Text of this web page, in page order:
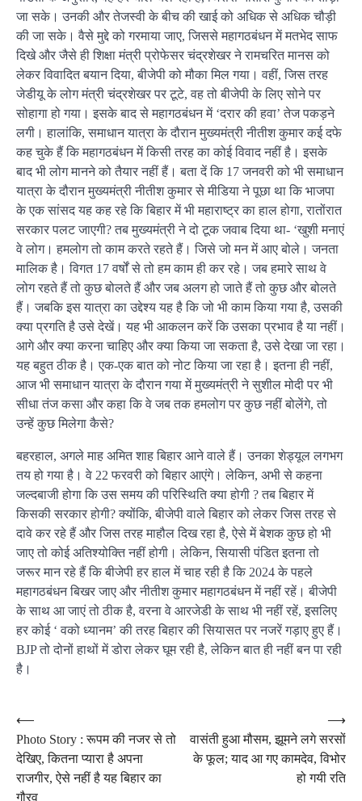
जा सके। उनकी और तेजस्वी के बीच की खाई को अधिक से अधिक चौड़ी
की जा सके। वैसे मुद्दे को गरमाया जाए, जिससे महागठबंधन में मतभेद साफ
दिखे और जैसे ही शिक्षा मंत्री प्रोफेसर चंद्रशेखर ने रामचरित मानस को
लेकर विवादित बयान दिया, बीजेपी को मौका मिल गया। वहीं, जिस तरह
जेडीयू के लोग मंत्री चंद्रशेखर पर टूटे, वह तो बीजेपी के लिए सोने पर
सोहागा हो गया। इसके बाद से महागठबंधन में ‘दरार की हवा’ तेज पकड़ने
लगी। हालांकि, समाधान यात्रा के दौरान मुख्यमंत्री नीतीश कुमार कई दफे
कह चुके हैं कि महागठबंधन में किसी तरह का कोई विवाद नहीं है। इसके
बाद भी लोग मानने को तैयार नहीं हैं। बता दें कि 17 जनवरी को भी समाधान
यात्रा के दौरान मुख्यमंत्री नीतीश कुमार से मीडिया ने पूछा था कि भाजपा
के एक सांसद यह कह रहे कि बिहार में भी महाराष्ट्र का हाल होगा, रातोंरात
सरकार पलट जाएगी? तब मुख्यमंत्री ने दो टूक जवाब दिया था- ‘खुशी मनाएं
वे लोग। हमलोग तो काम करते रहते हैं। जिसे जो मन में आए बोले। जनता
मालिक है। विगत 17 वर्षों से तो हम काम ही कर रहे। जब हमारे साथ वे
लोग रहते हैं तो कुछ बोलते हैं और जब अलग हो जाते हैं तो कुछ और बोलते
हैं। जबकि इस यात्रा का उद्देश्य यह है कि जो भी काम किया गया है, उसकी
क्या प्रगति है उसे देखें। यह भी आकलन करें कि उसका प्रभाव है या नहीं।
आगे और क्या करना चाहिए और क्या किया जा सकता है, उसे देखा जा रहा।
यह बहुत ठीक है। एक-एक बात को नोट किया जा रहा है। इतना ही नहीं,
आज भी समाधान यात्रा के दौरान गया में मुख्यमंत्री ने सुशील मोदी पर भी ​
सीधा तंज कसा और कहा कि वे जब तक हमलोग पर कुछ नहीं बोलेंगे, तो
उन्हें कुछ मिलेगा कैसे?
बहरहाल, अगले माह अमित शाह बिहार आने वाले हैं। उनका शेड्यूल लगभग
तय हो गया है। वे 22 फरवरी को बिहार आएंगे। लेकिन, अभी से कहना
जल्दबाजी होगा कि उस समय की परिस्थिति क्या होगी ? तब बिहार में
किसकी सरकार होगी? क्योंकि, बीजेपी वाले बिहार को लेकर जिस तरह से
दावे कर रहे हैं और जिस तरह माहौल ​दिख रहा है, ऐसे में बेशक कुछ हो भी
जाए तो कोई अतिश्योक्ति नहीं होगी। लेकिन, सियासी पंडित इतना तो
जरूर मान रहे हैं कि बीजेपी हर हाल में चाह रही है कि 2024 के पहले
महागठबंधन बिखर जाए और नीतीश कुमार महागठबंधन में नहीं रहें। बीजेपी
के साथ आ जाएं तो ठीक है, वरना वे आरजेडी के साथ भी नहीं रहें, इसलिए
हर कोई ‘ वको ध्यानम’ की तरह बिहार की सियासत पर नजरें गड़ाए हुए हैं।
BJP तो दोनों हाथों में डोरा लेकर घूम रही है, लेकिन बात ही नहीं बन पा रही
है।
Post
navigation
⟵
Photo Story : रूपम की नजर से तो
देखिए, कितना प्यारा है अपना
राजगीर, ऐसे नहीं है यह बिहार का
गौरव
वासंती हुआ मौसम, झूमने लगे सरसों
के फूल; याद आ गए कामदेव, विभोर
हो गयी रति
⟶